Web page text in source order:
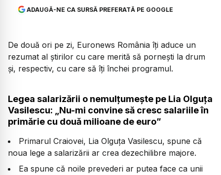
ADAUGĂ-NE CA SURSĂ PREFERATĂ PE GOOGLE
De două ori pe zi, Euronews România îți aduce un
rezumat al știrilor cu care merită să pornești la drum
și, respectiv, cu care să îți închei programul.
Legea salarizării o nemulțumește pe Lia Olguța
Vasilescu: „Nu-mi convine să cresc salariile în
primărie cu două milioane de euro”
Primarul Craiovei, Lia Olguța Vasilescu, spune că
noua lege a salarizării ar crea dezechilibre majore.
Ea spune că noile prevederi ar putea face ca unii